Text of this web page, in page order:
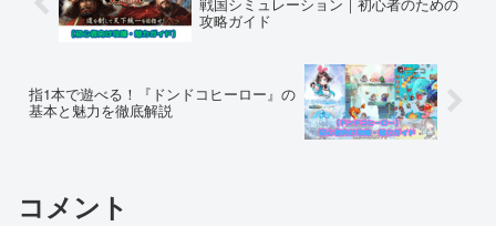
攻略ガイド
指1本で遊べる！『ドンドコヒーロー』の
基本と魅力を徹底解説
コメント